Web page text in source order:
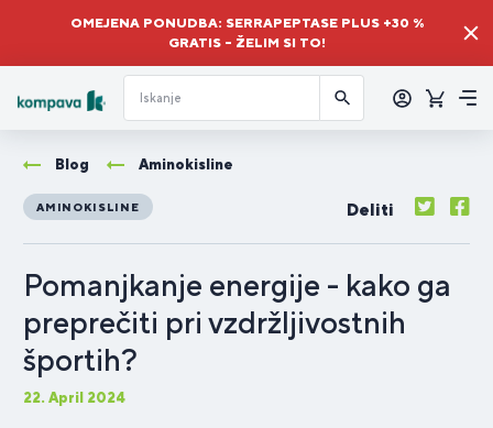
OMEJENA PONUDBA: SERRAPEPTASE PLUS +30 %
GRATIS – ŽELIM SI TO!
Blog Aminokisline
AMINOKISLINE Deliti
Pomanjkanje energije - kako ga
preprečiti pri vzdržljivostnih
športih?
22. April 2024